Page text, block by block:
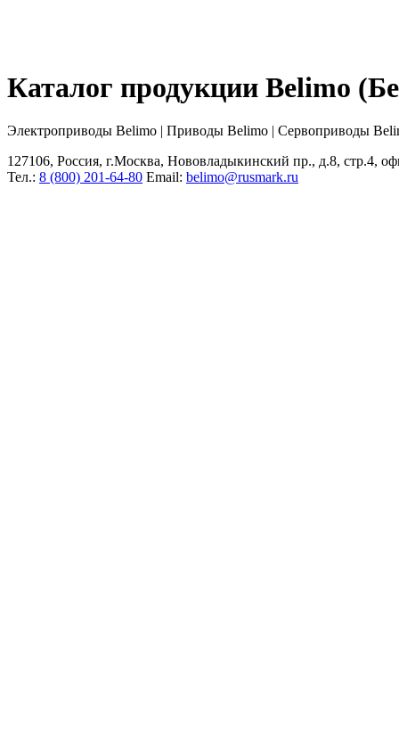
Каталог продукции Belimo
Электроприводы Belimo | Приводы Belimo | Сервоприводы
127106, Россия, г.Москва, Нововладыкинский пр., д.8, стр.4,
Тел.: 8 (800) 201-64-80 Еmail: belimo@rusmark.ru